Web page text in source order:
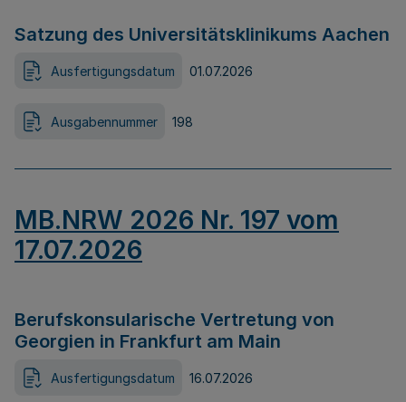
Satzung des Universitätsklinikums Aachen
Ausfertigungsdatum 01.07.2026
Ausgabennummer 198
MB.NRW 2026 Nr. 197 vom
17.07.2026
Berufskonsularische Vertretung von
Georgien in Frankfurt am Main
Ausfertigungsdatum 16.07.2026